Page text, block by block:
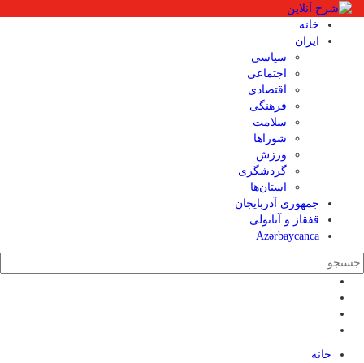
خانه
ایران
سیاسی
اجتماعی
اقتصادی
فرهنگی
سلامت
شوراها
ورزش
گردشگری
استان‌ها
جمهوری آذربایجان
قفقاز و آناتولی
Azərbaycanca
خانه